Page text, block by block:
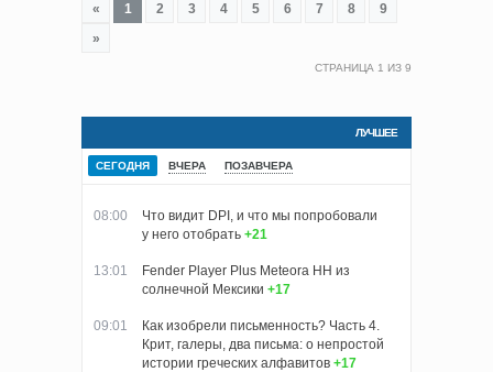
« 1 2 3 4 5 6 7 8
9
»
СТРАНИЦА 1 ИЗ 9
ЛУЧШЕЕ
СЕГОДНЯ ВЧЕРА ПОЗАВЧЕРА
08:00
Что видит DPI, и что мы попробовали
у него отобрать +21
13:01
Fender Player Plus Meteora HH из
солнечной Мексики +17
09:01
Как изобрели письменность? Часть 4.
Крит, галеры, два письма: о непростой
истории греческих алфавитов +17